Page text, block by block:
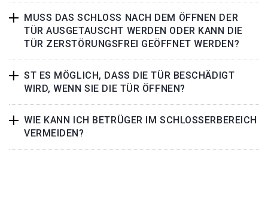
MUSS DAS SCHLOSS NACH DEM ÖFFNEN DER
TÜR AUSGETAUSCHT WERDEN ODER KANN DIE
TÜR ZERSTÖRUNGSFREI GEÖFFNET WERDEN?
ST ES MÖGLICH, DASS DIE TÜR BESCHÄDIGT
WIRD, WENN SIE DIE TÜR ÖFFNEN?
WIE KANN ICH BETRÜGER IM SCHLOSSERBEREICH
VERMEIDEN?